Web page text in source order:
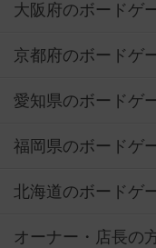
大阪府のボードゲ
京都府のボードゲ
愛知県のボードゲ
福岡県のボードゲ
北海道のボードゲ
オーナー・店長の